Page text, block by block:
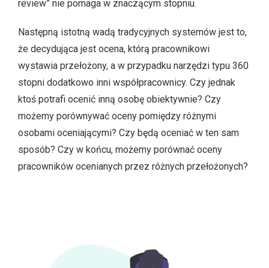
review” nie pomaga w znaczącym stopniu.
Następną istotną wadą tradycyjnych systemów jest to,
że decydująca jest ocena, którą pracownikowi
wystawia przełożony, a w przypadku narzędzi typu 360
stopni dodatkowo inni współpracownicy. Czy jednak
ktoś potrafi ocenić inną osobę obiektywnie? Czy
możemy porównywać oceny pomiędzy różnymi
osobami oceniającymi? Czy będą oceniać w ten sam
sposób? Czy w końcu, możemy porównać oceny
pracowników ocenianych przez różnych przełożonych?